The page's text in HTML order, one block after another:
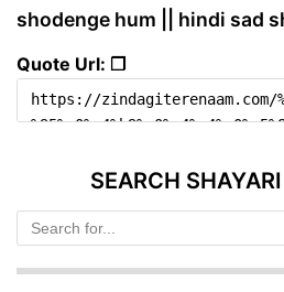
shodenge hum || hindi sad
Quote Url: ❐
SEARCH